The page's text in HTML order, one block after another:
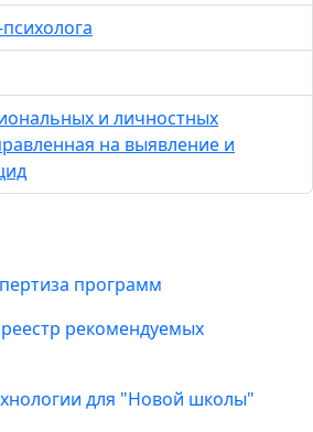
и личностных
на выявление и
программ
рекомендуемых
для "Новой школы"